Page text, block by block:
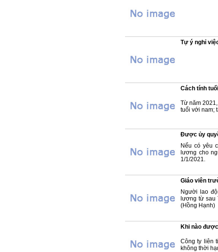
Tự ý nghỉ
Cách tính
Từ năm
tuổi với nam;
Được ủy
Nếu có yêu
lương cho
1/1/2021.
Giáo viên
Người lao
lương từ sau
(Hồng Hạnh)
Khi nào
Công ty liên
không thời